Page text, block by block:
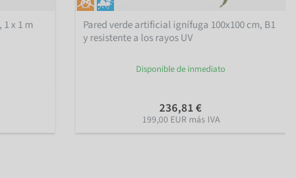
x 1 m
Pared verde artificial ignífuga 100x100 cm, B1
y resistente a los rayos UV
Disponible de inmediato
236,81 €
199,00 EUR más IVA